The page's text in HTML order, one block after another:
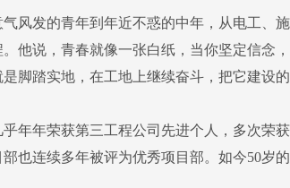
风发的青年到年近不惑的中年，从电工、
他说，青春就像一张白纸，当你坚定信念
脚踏实地，在工地上继续奋斗，把它建设
年年荣获第三工程公司先进个人，多次荣
也连续多年被评为优秀项目部。如今50岁